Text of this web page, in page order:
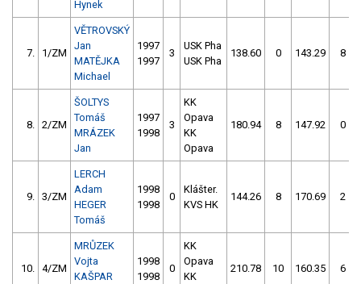
Hynek
7. 1/ZM
VĚTROVSKÝ
Jan
MATĚJKA
Michael
1997
1997
3
USK Pha
USK Pha
138.60 0 143.29 8
8. 2/ZM
ŠOLTYS
Tomáš
MRÁZEK
Jan
1997
1998
3
KK
Opava
KK
Opava
180.94 8 147.92 0
9. 3/ZM
LERCH
Adam
HEGER
Tomáš
1998
1998
0
Klášter.
KVS HK
144.26 8 170.69 2
10. 4/ZM
MRŮZEK
Vojta
KAŠPAR
1998
1998
0
KK
Opava
KK
210.78 10 160.35 6